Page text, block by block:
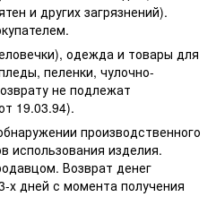
и других загрязнений).
одежда и товары для
пеленки, чулочно-
не подлежат
19.03.94).
производственного
использования изделия.
Возврат денег
х дней с момента получения